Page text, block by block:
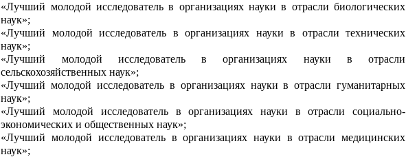
«Лучший молодой исследователь в организациях науки в отрасли биологических
наук»;
«Лучший молодой исследователь в организациях науки в отрасли технических
наук»;
«Лучший молодой исследователь в организациях науки в отрасли
сельскохозяйственных наук»;
«Лучший молодой исследователь в организациях науки в отрасли гуманитарных
наук»;
«Лучший молодой исследователь в организациях науки в отрасли социально-
экономических и общественных наук»;
«Лучший молодой исследователь в организациях науки в отрасли медицинских
наук»;